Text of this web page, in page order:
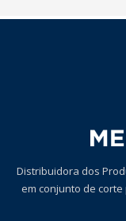
Distribuidora dos
em conjunto de